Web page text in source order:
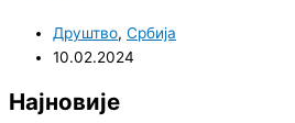
Друштво, Србија
10.02.2024
Најновије